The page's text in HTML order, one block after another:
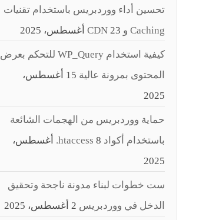
تحسين أداء ووردبريس باستخدام تقنيات
Caching و CDN
23 أغسطس، 2025
كيفية استخدام WP_Query للتحكم بعرض
المحتوى بمرونة عالية
15 أغسطس،
2025
حماية ووردبريس من الهجمات الشائعة
باستخدام أكواد ‎.htaccess
8 أغسطس،
2025
ست خطوات لبناء مدونة ناجحة وتحقيق
الدخل في ووردبريس 2 أغسطس، 2025